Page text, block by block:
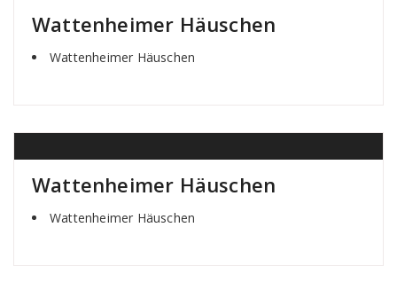
Wattenheimer Häuschen
Wattenheimer Häuschen
Wattenheimer Häuschen
Wattenheimer Häuschen